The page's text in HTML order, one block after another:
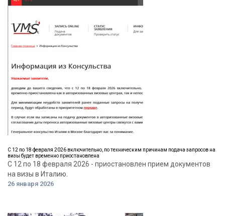
С 12 по 18 февраля 2026 включительно, по техническим причинам подача запросов на
визы будет временно приостановлена
С 12 по 18 февраля 2026 - приостановлен прием документов
на визы в Италию.
26 января 2026